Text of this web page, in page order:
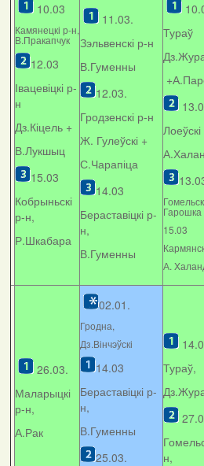
10.03
Камянецкі р-н,
В.Пракапчук
12.03
Івацевіцкі р-
н
Дз.Кіцель +
В.Лукшыц
15.03
Кобрыньскі
р-н,
Р.Шкабара
11.03.
Зэльвенскі р-н
В.Гуменны
12.03.
Гродзенскі р-н
Ж. Гулеўскі +
С.Чарапіца
14.03
Бераставіцкі р-
н,
В.Гуменны
Тураў
Гарошка
15.03
А.
26.03.
Маларыцкі
р-н,
А.Рак
02.01.
Гродна,
Дз.Вінчэўскі
14.03
Бераставіцкі р-
н,
В.Гуменны
25.03.
Тураў,
н,